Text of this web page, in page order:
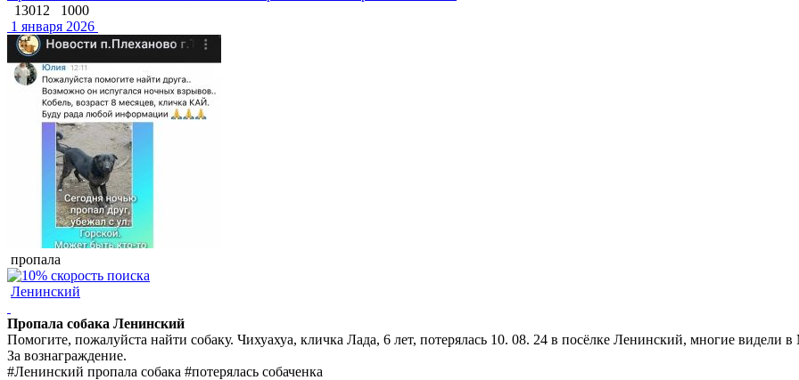
13012
1000
1 января 2026
пропала
Ленинский
Пропала собака Ленинский
Помогите, пожалуйста найти собаку. Чихуахуа, кличка Лада, 6 лет, потерялась 10. 08. 24 в посёлке Ленинский, многие видели
За вознаграждение.
#Ленинский пропала собака #потерялась собаченка